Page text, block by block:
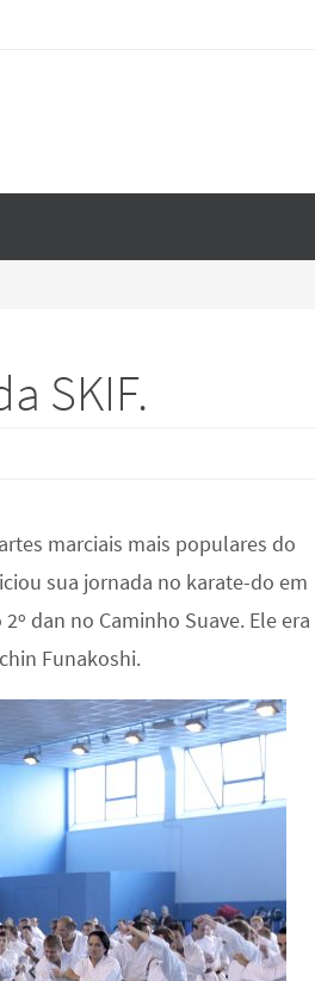
SKIF.
marciais mais populares do
sua jornada no karate-do em
dan no Caminho Suave. Ele era
Funakoshi.